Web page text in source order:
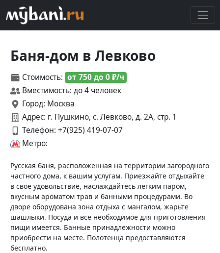
Баня-дом в Левково
Стоимость: от 750 до 0 ₽/ч
Вместимость: до 4 человек
Город: Москва
Адрес: г. Пушкино, с. Левково, д. 2А, стр. 1
Телефон: +7(925) 419-07-07
Метро:
Русская баня, расположенная на территории загородного
частного дома, к вашим услугам. Приезжайте отдыхайте
в свое удовольствие, наслаждайтесь легким паром,
вкусным ароматом трав и банными процедурами. Во
дворе оборудована зона отдыха с мангалом, жарьте
шашлыки. Посуда и все необходимое для приготовления
пищи имеется. Банные принадлежности можно
приобрести на месте. Полотенца предоставляются
бесплатно.